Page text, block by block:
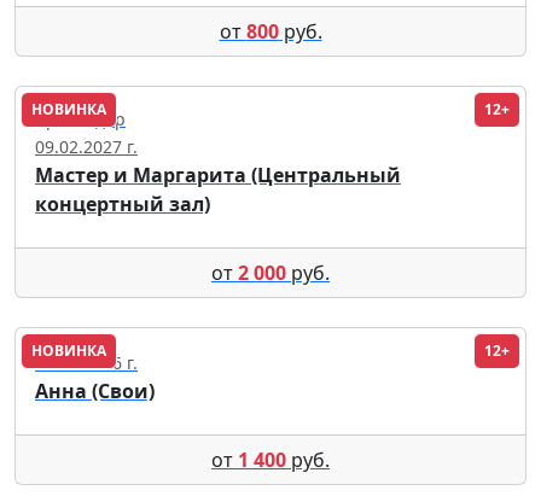
от800руб.
НОВИНКА 12+
Краснодар
09.02.2027 г.
Мастер и Маргарита (Центральный
концертный зал)
от2 000 руб.
НОВИНКА 12+
28.08.2026 г.
Анна (Свои)
от 1 400 руб.